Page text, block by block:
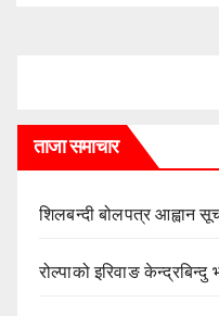
ताजा समाचार
शिलबन्दी बोलपत्र आह्वान
रोल्पाको इरिवाङ